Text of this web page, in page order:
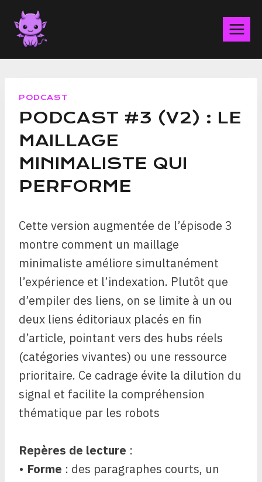
Aller
contenu
PODCAST
PODCAST #3 (V2) : LE
MAILLAGE
MINIMALISTE QUI
PERFORME
Cette version augmentée de l’épisode 3
montre comment un maillage
minimaliste améliore simultanément
l’expérience et l’indexation. Plutôt que
d’empiler des liens, on se limite à un ou
deux liens éditoriaux placés en fin
d’article, pointant vers des hubs réels
(catégories vivantes) ou une ressource
prioritaire. Ce cadrage évite la dilution du
signal et facilite la compréhension
thématique par les robots
Repères de lecture :
• Forme : des paragraphes courts, un